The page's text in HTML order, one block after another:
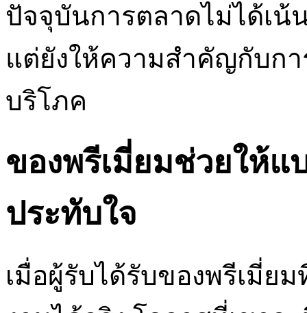
ปัจจุบันการตลาดไม่ได้เน้
แต่ยังให้ความสำคัญกับก
บริโภค
ของพรีเมี่ยมช่วยให้แ
ประทับใจ
เมื่อผู้รับได้รับของพรีเมี่